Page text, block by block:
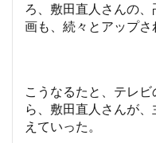
ろ、敷田直人さんの
画も、続々とアップさ
こうなるたと、テレ
ら、敷田直人さんが
えていった。